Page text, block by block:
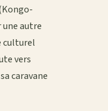
autre
culturel
vers
caravane